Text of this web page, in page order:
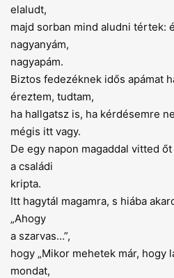
elaludt,
majd sorban mind aludni tértek:
nagyanyám,
nagyapám.
Biztos fedezéknek idős apámat
éreztem, tudtam,
ha hallgatsz is, ha kérdésemre
mégis itt vagy.
De egy napon magaddal vitted
a családi
kripta.
Itt hagytál magamra, s hiába
„Ahogy
a szarvas…”,
hogy „Mikor mehetek már, hogy
mondat,